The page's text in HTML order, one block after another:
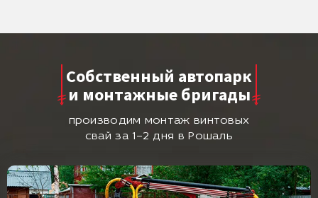
Собственный автопарк
и монтажные бригады
производим монтаж винтовых
свай за 1–2 дня в Рошаль